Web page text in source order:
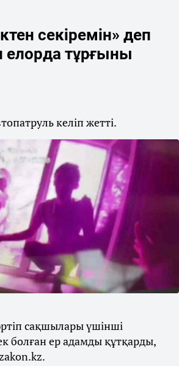
секіремін» деп
тұрғыны
келіп жетті.
сақшылары үшінші
болған ер адамды құтқарды,